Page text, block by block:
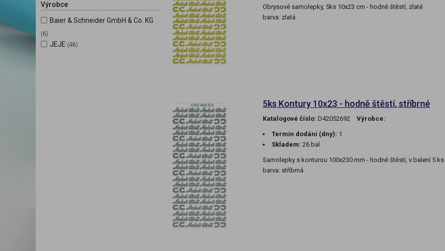
Výrobce
Baier & Schneider GmbH & Co. KG
(6)
JEJE (48)
Obrysové samolepky, 5ks 10x23 cm - hodně štěstí, zlaté
barva: zlatá
5ks Kontury 10x23 - hodně štěstí, stříbrné
Katalogové číslo: D42052692 Výrobce:
Termín dodání (dny): 1
Skladem: 26 bal
Samolepky s konturou 100x230 mm - hodně štěstí, v balení 5 ks
barva: stříbrná